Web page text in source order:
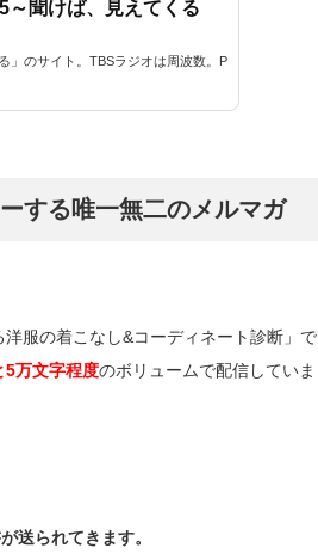
～聞けば、見えてくる
」のサイト。TBSラジオは周波数。P
する唯一無二のメルマガ
服の着こなし&コーディネート診断」で
5万文字程度のボリュームで配信していま
送られてきます。